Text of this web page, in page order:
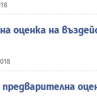
оценка на